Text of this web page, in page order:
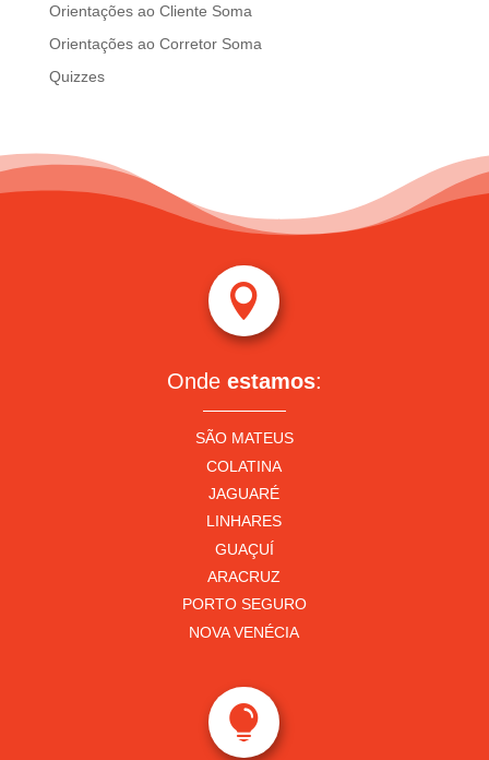
Orientações ao Cliente Soma
Orientações ao Corretor Soma
Quizzes

Onde estamos:
SÃO MATEUS
COLATINA
JAGUARÉ
LINHARES
GUAÇUÍ
ARACRUZ
PORTO SEGURO
NOVA VENÉCIA
